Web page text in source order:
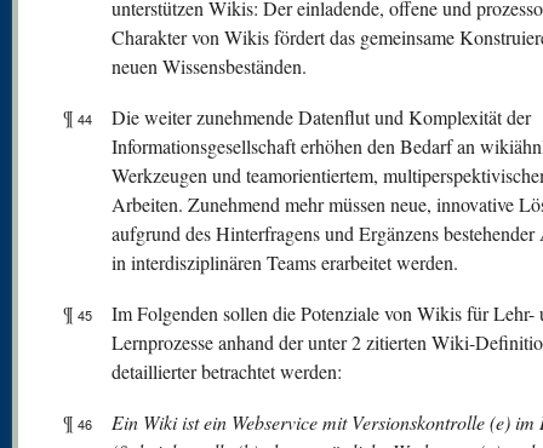
unterstützen Wikis: Der einladende, offene und
Charakter von Wikis fördert das gemeinsame
neuen Wissensbeständen.
¶ 44
Die weiter zunehmende Datenflut und Komplexität der
Informationsgesellschaft erhöhen den Bedarf an
Werkzeugen und teamorientiertem,
Arbeiten. Zunehmend mehr müssen neue, innovative
aufgrund des Hinterfragens und Ergänzens bestehender
in interdisziplinären Teams erarbeitet werden.
¶ 45
Im Folgenden sollen die Potenziale von Wikis für Lehr-
Lernprozesse anhand der unter 2 zitierten Wiki-
detaillierter betrachtet werden:
¶ 46
Ein Wiki ist ein Webservice mit Versionskontrolle (e) im